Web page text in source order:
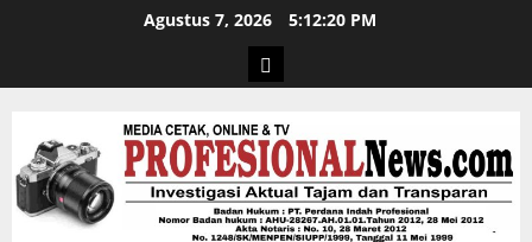
Agustus 7, 2026 5:12:21 PM